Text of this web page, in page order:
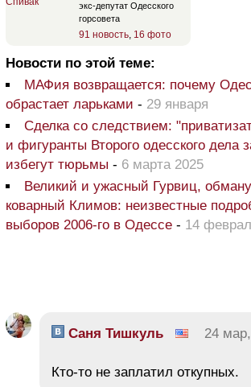
экс-депутат Одесского
горсовета
91 новость, 16 фото
Новости по этой теме:
МАФия возвращается: почему
обрастает ларьками - 29 января
Сделка со следствием:
и фигуранты Второго одесского дела
избегут тюрьмы - 6 марта 2025
Великий и ужасный Гурвиц,
коварный Климов: неизвестные
выборов 2006-го в Одессе - 14
Саня Тишкуль 24
Кто-то не заплатил откупных.